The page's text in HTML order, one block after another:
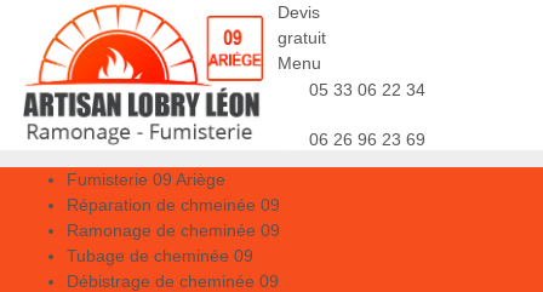
Devis
gratuit
Menu
05 33 06 22 34
06 26 96 23 69
Fumisterie 09 Ariège
Réparation de chmeinée 09
Ramonage de cheminée 09
Tubage de cheminée 09
Débistrage de cheminée 09